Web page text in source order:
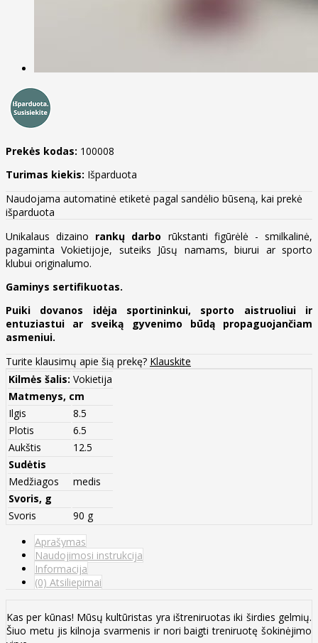
Prekės kodas: 100008
Turimas kiekis: Išparduota
Naudojama automatinė etiketė pagal sandėlio būseną, kai prekė
išparduota
Unikalaus dizaino rankų darbo rūkstanti figūrėlė - smilkalinė,
pagaminta Vokietijoje, suteiks Jūsų namams, biurui ar sporto
klubui originalumo.
Gaminys sertifikuotas.
Puiki dovanos idėja sportininkui, sporto aistruoliui ir
entuziastui ar sveiką gyvenimo būdą propaguojančiam
asmeniui.
Turite klausimų apie šią prekę? Klauskite
Kilmės šalis: Vokietija
Matmenys, cm
Ilgis
8.5
Plotis
6.5
Aukštis
12.5
Sudėtis
Medžiagos
medis
Svoris, g
Svoris
90 g
Aprašymas
Naudojimosi instrukcija
Informacija
(0) Atsiliepimai
Kas per kūnas! Mūsų kultūristas yra ištreniruotas iki širdies gelmių.
Šiuo metu jis kilnoja svarmenis ir nori baigti treniruotę šokinėjimo